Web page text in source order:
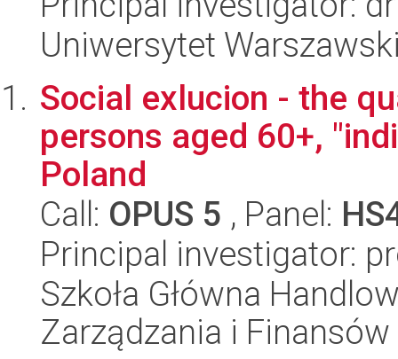
Uniwersytet
Social exlucion - the
persons aged 60+,
Poland
Call: OPUS 5 , Panel:
Principal investigator:
Szkoła Główna
Zarządzania i Finansów